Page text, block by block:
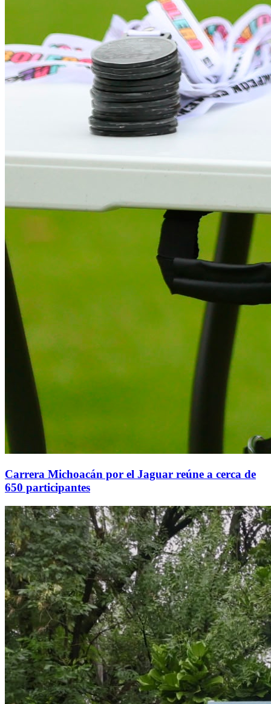
Carrera Michoacán por el Jaguar reúne a cerca de
650 participantes